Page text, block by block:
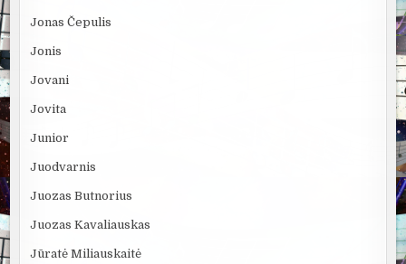
Jonas Čepulis
Jonis
Jovani
Jovita
Junior
Juodvarnis
Juozas Butnorius
Juozas Kavaliauskas
Jūratė Miliauskaitė